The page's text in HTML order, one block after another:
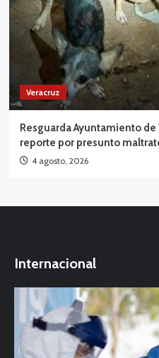
Veracruz
Resguarda Ayuntamiento de
reporte por presunto
4 agosto, 2026
Internacional